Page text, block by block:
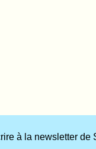
à la newsletter de